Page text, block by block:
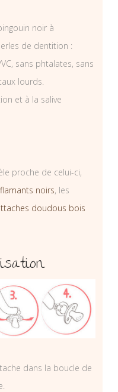
noir à
de dentition :
sans phtalates, sans
lourds.
et à la salive
proche de celui-ci,
noirs, les
doudous bois
dans la boucle de